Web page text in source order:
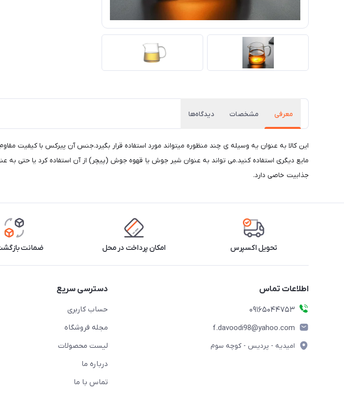
معرفی مشخصات دیدگاه‌ها
مایع دیگری استفاده کنید.می تواند به عنوان شیر جوش یا قهوه جوش (پیچر) از آن استفاده کرد یا حتی به
جذابیت خاصی دارد.
تحویل اکسپرس امکان پرداخت در محل ضمانت
اطلاعات تماس
09165044753
f.davoodi98@yahoo.com
امیدیه - پردیس - کوچه سوم
دسترسی سریع
حساب کاربری
مجله فروشگاه
لیست محصولات
درباره ما
تماس با ما